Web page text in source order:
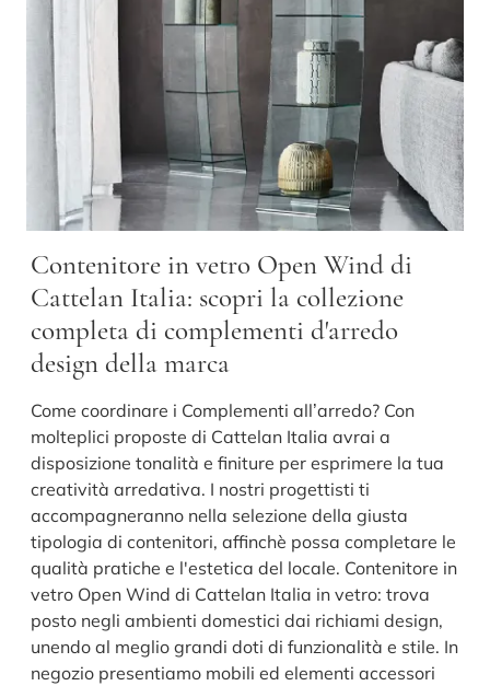
Contenitore in vetro Open Wind di
Cattelan Italia: scopri la collezione
completa di complementi d'arredo
design della marca
Come coordinare i Complementi all’arredo? Con
molteplici proposte di Cattelan Italia avrai a
disposizione tonalità e finiture per esprimere la tua
creatività arredativa. I nostri progettisti ti
accompagneranno nella selezione della giusta
tipologia di contenitori, affinchè possa completare le
qualità pratiche e l'estetica del locale. Contenitore in
vetro Open Wind di Cattelan Italia in vetro: trova
posto negli ambienti domestici dai richiami design,
unendo al meglio grandi doti di funzionalità e stile. In
negozio presentiamo mobili ed elementi accessori